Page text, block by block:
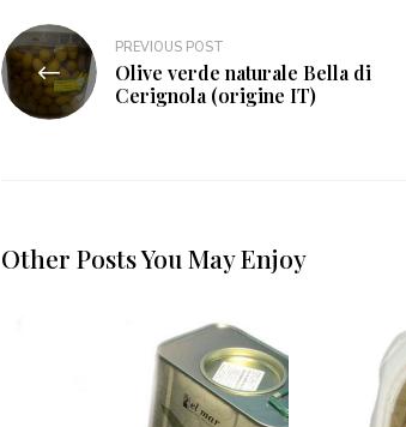
Navigazione
articoli
PREVIOUS POST
Olive verde naturale Bella di
Cerignola (origine IT)
Other Posts You May Enjoy